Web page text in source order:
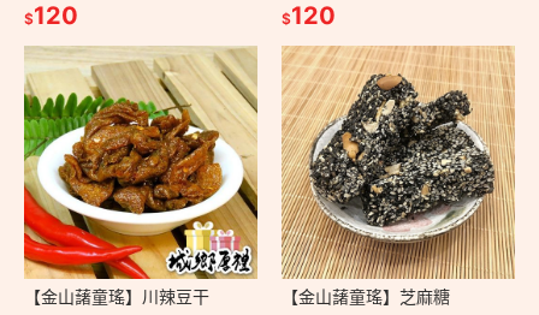
$120 $120
【金山藷童瑤】川辣豆干 【金山藷童瑤】芝麻糖